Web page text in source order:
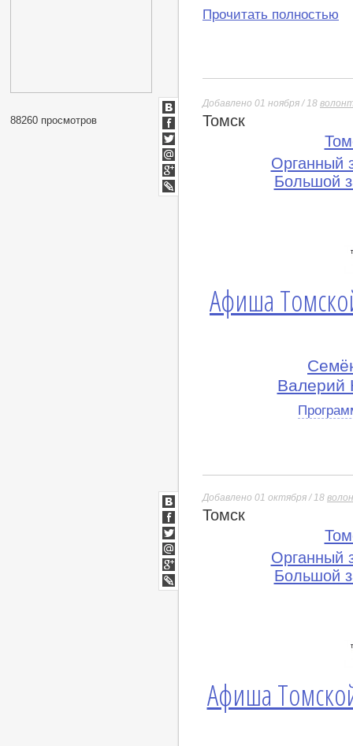
88260 просмотров
Прочитать полностью
Добавлено 01 ноября / 18
Томск
Органный
Большой
Афиша
Валерий
ВКонтакте
Facebook
Twitter
Мой
Мир
Google+
lj
Добавлено 01 октября / 18
Томск
Органный
Большой
Афиша
ВКонтакте
Facebook
Twitter
Мой
Мир
Google+
lj